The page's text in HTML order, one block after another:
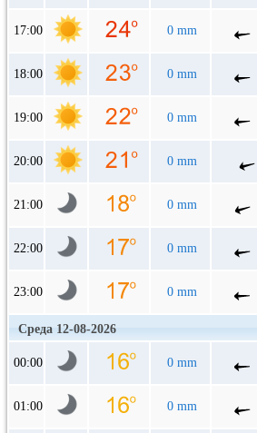
17:00 0 mm
18:00 0 mm
19:00 0 mm
20:00 0 mm
21:00 0 mm
22:00 0 mm
23:00 0 mm
Среда 12-08-2026
00:00 0 mm
01:00 0 mm